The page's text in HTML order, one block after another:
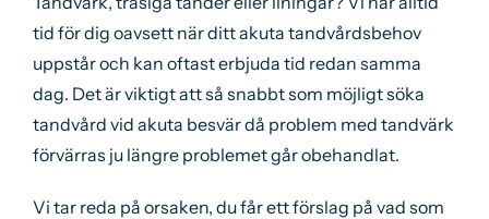
tid för dig oavsett när ditt akuta tandvårdsbehov
uppstår och kan oftast erbjuda tid redan samma
dag. Det är viktigt att så snabbt som möjligt söka
tandvård vid akuta besvär då problem med tandvärk
förvärras ju längre problemet går obehandlat.
Vi tar reda på orsaken, du får ett förslag på vad som